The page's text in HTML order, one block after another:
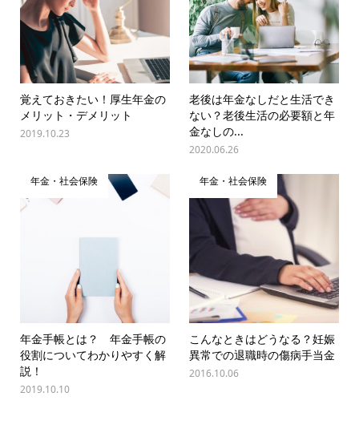
覚えておきたい！厚生年金の
メリット・デメリット
2019.10.23
老後は年金なしだと生活でき
ない？老後生活の必要額と年
金なしの...
2020.06.26
年金・社会保険
年金手帳とは？ 年金手帳の
役割についてわかりやすく解
説！
2019.10.10
年金・社会保険
こんなときはどうなる？妊娠
異常での退職時の傷病手当金
2016.10.06